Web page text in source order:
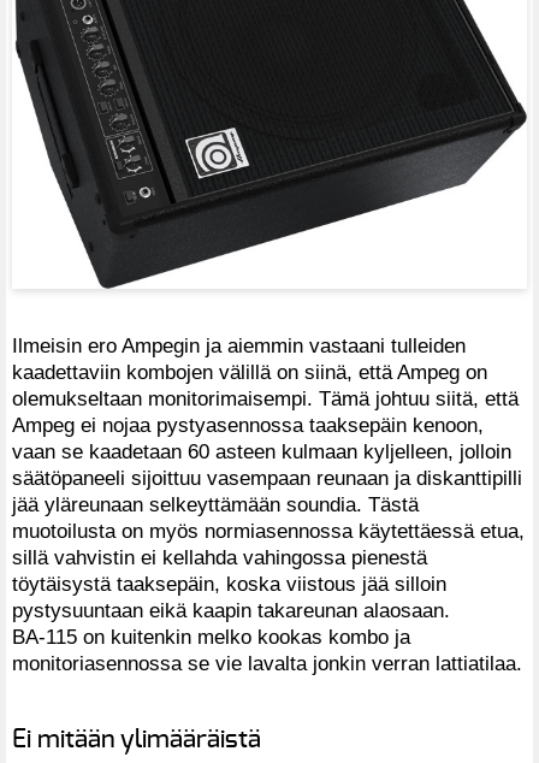
Ilmeisin ero Ampegin ja aiemmin vastaani tulleiden
kaadettaviin kombojen välillä on siinä, että Ampeg on
olemukseltaan monitorimaisempi. Tämä johtuu siitä, että
Ampeg ei nojaa pystyasennossa taaksepäin kenoon,
vaan se kaadetaan 60 asteen kulmaan kyljelleen, jolloin
säätöpaneeli sijoittuu vasempaan reunaan ja diskanttipilli
jää yläreunaan selkeyttämään soundia. Tästä
muotoilusta on myös normiasennossa käytettäessä etua,
sillä vahvistin ei kellahda vahingossa pienestä
töytäisystä taaksepäin, koska viistous jää silloin
pystysuuntaan eikä kaapin takareunan alaosaan.
BA-115 on kuitenkin melko kookas kombo ja
monitoriasennossa se vie lavalta jonkin verran lattiatilaa.
Ei mitään ylimääräistä